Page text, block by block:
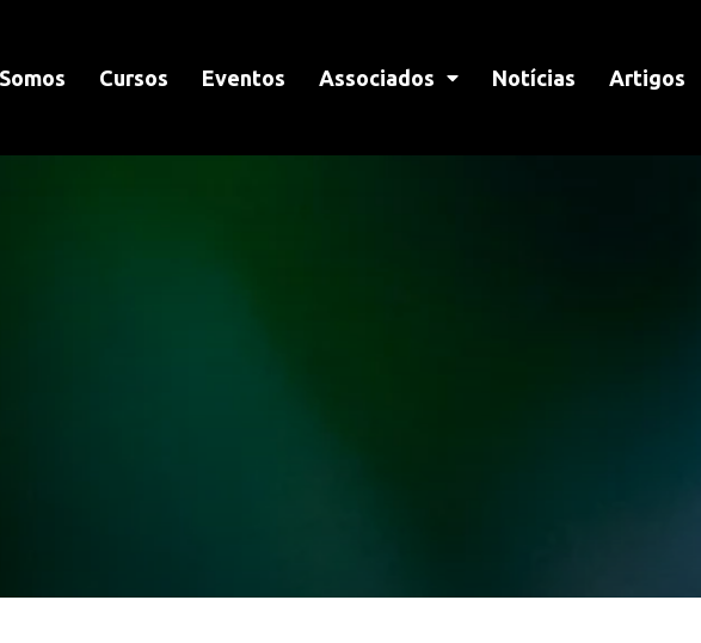
Cursos Eventos Associados Notícias Artigos